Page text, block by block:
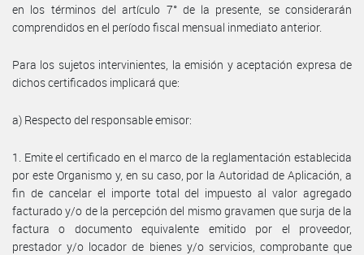
en los términos del artículo 7° de la presente, se considerarán
comprendidos en el período fiscal mensual inmediato anterior.
Para los sujetos intervinientes, la emisión y aceptación expresa de
dichos certificados implicará que:
a) Respecto del responsable emisor:
1. Emite el certificado en el marco de la reglamentación establecida
por este Organismo y, en su caso, por la Autoridad de Aplicación, a
fin de cancelar el importe total del impuesto al valor agregado
facturado y/o de la percepción del mismo gravamen que surja de la
factura o documento equivalente emitido por el proveedor,
prestador y/o locador de bienes y/o servicios, comprobante que